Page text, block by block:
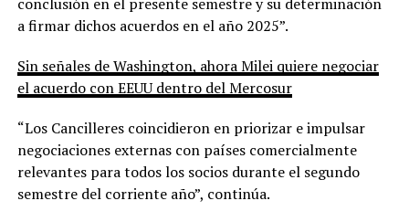
a firmar dichos acuerdos en el año 2025”.
Sin señales de Washington, ahora Milei quiere negociar
el acuerdo con EEUU dentro del Mercosur
“Los Cancilleres coincidieron en priorizar e impulsar
negociaciones externas con países comercialmente
relevantes para todos los socios durante el segundo
semestre del corriente año”, continúa.